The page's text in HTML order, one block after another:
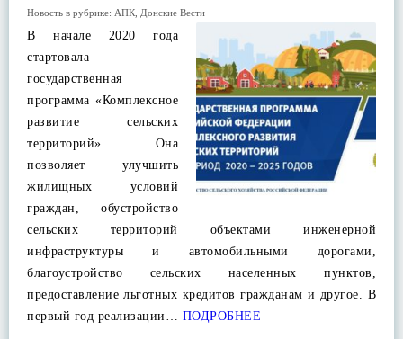
Новость в рубрике: АПК Донские Вести
В начале 2020 года
стартовала
государственная
программа «Комплексное
развитие сельских
территорий». Она
позволяет улучшить
жилищных условий
граждан, обустройство
сельских территорий объектами инженерной
инфраструктуры и автомобильными дорогами,
благоустройство сельских населенных пунктов,
предоставление льготных кредитов гражданам и другое. В
первый год реализации… ПОДРОБНЕЕ